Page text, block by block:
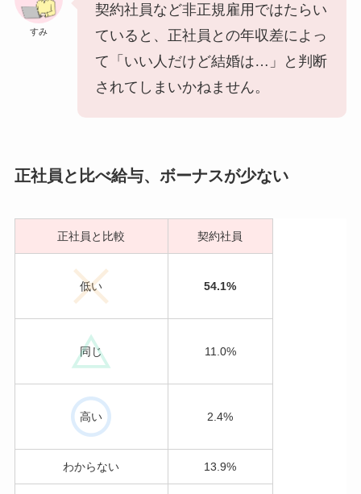
すみ
契約社員など非正規雇用ではたらい
ていると、正社員との年収差によっ
て「いい人だけど結婚は…」と判断
されてしまいかねません。
正社員と比べ給与、ボーナスが少ない
正社員と比較 契約社員
低い 54.1%
同じ 11.0%
高い 2.4%
わからない 13.9%